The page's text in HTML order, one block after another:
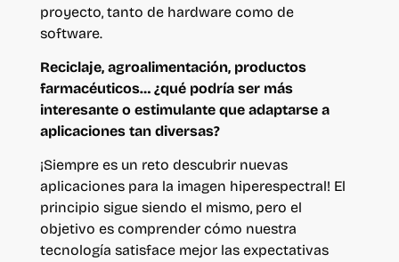
proyecto, tanto de hardware como de
software.
Reciclaje, agroalimentación, productos
farmacéuticos… ¿qué podría ser más
interesante o estimulante que adaptarse a
aplicaciones tan diversas?
¡Siempre es un reto descubrir nuevas
aplicaciones para la imagen hiperespectral! El
principio sigue siendo el mismo, pero el
objetivo es comprender cómo nuestra
tecnología satisface mejor las expectativas